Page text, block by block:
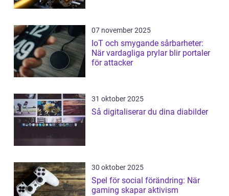
07 november 2025
IoT och smygande sårbarheter:
När vardagliga prylar blir portaler
för attacker
31 oktober 2025
Så digitaliserar du dina diabilder
30 oktober 2025
Spel för social förändring: När
gaming skapar aktivism